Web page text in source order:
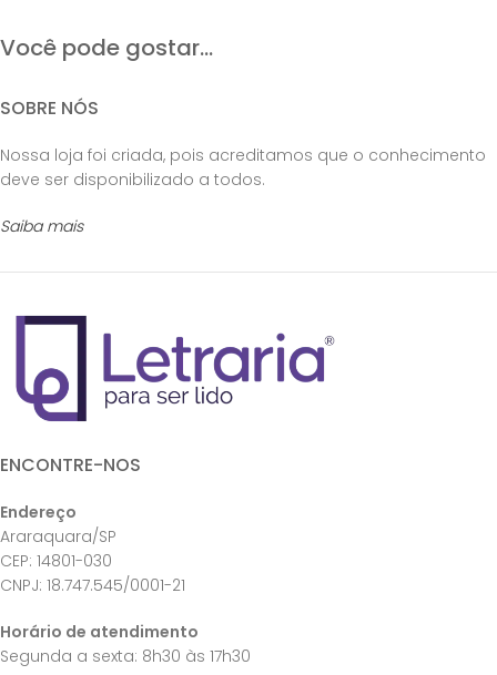
Você pode gostar...
SOBRE NÓS
Nossa loja foi criada, pois acreditamos que o conhecimento
deve ser disponibilizado a todos.
Saiba mais
ENCONTRE-NOS
Endereço
Araraquara/SP
CEP: 14801-030
CNPJ: 18.747.545/0001-21
Horário de atendimento
Segunda a sexta: 8h30 às 17h30